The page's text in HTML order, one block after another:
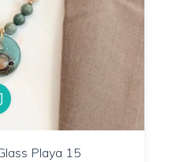
Playa 15